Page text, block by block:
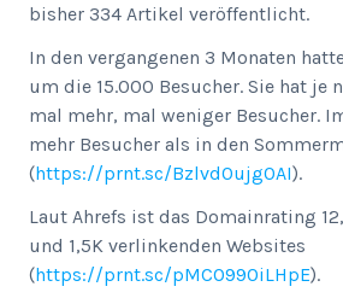
bisher 334 Artikel veröffentlicht.
In den vergangenen 3 Monaten
um die 15.000 Besucher. Sie hat je
mal mehr, mal weniger Besucher.
mehr Besucher als in den
(https://prnt.sc/Bzlvd0ujg0AI).
Laut Ahrefs ist das Domainrating
und 1,5K verlinkenden Websites
(https://prnt.sc/pMCO990iLHpE).